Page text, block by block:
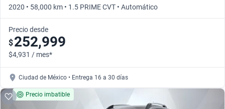
2020 • 58,000 km • 1.5 PRIME CVT • Automático
Precio desde
$252,999
$4,931 / mes*
Ciudad de México • Entrega 16 a 30 días
Precio imbatible